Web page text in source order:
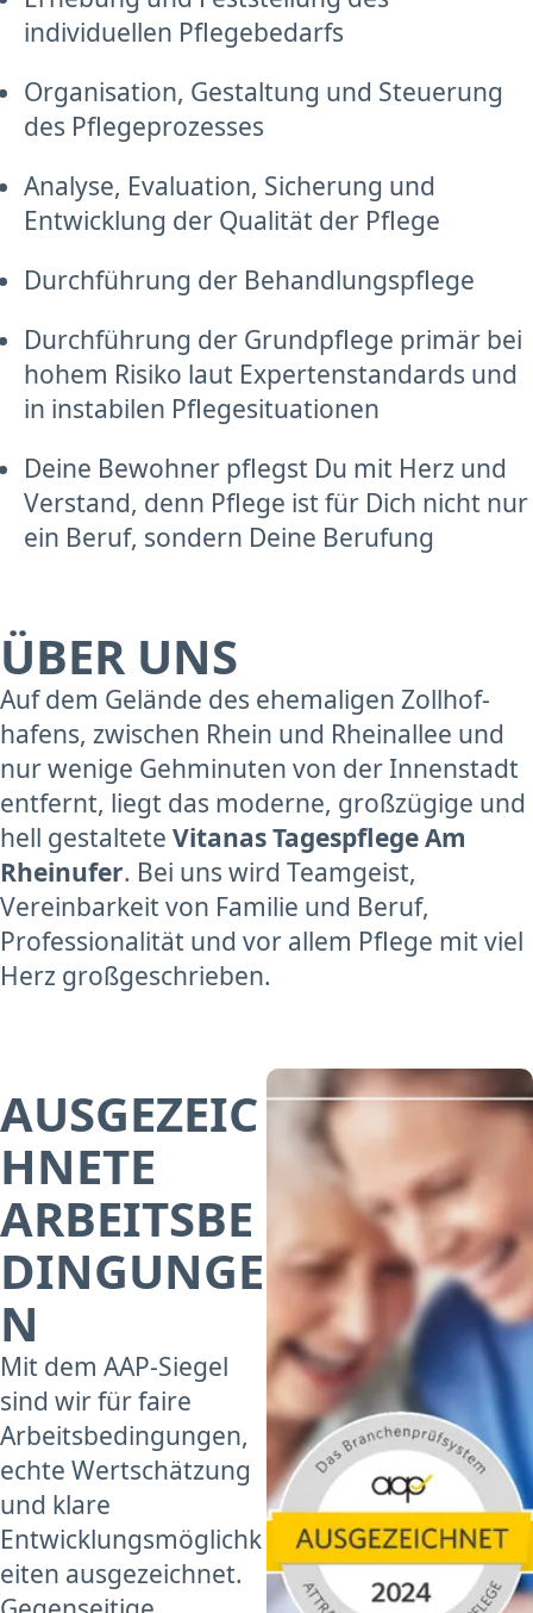
individuellen Pflegebedarfs
Organisation, Gestaltung und Steuerung
des Pflegeprozesses
Analyse, Evaluation, Sicherung und
Entwicklung der Qualität der Pflege
Durchführung der Behandlungspflege
Durchführung der Grundpflege primär bei
hohem Risiko laut Expertenstandards und
in instabilen Pflegesituationen
Deine Bewohner pflegst Du mit Herz und
Verstand, denn Pflege ist für Dich nicht nur
ein Beruf, sondern Deine Berufung
ÜBER UNS
Auf dem Gelände des ehemaligen Zoll­hof­
hafens, zwischen Rhein und Rhein­allee und
nur wenige Gehminuten von der Innenstadt
entfernt, liegt das moderne, großzügige und
hell gestaltete Vitanas Tagespflege Am
Rheinufer. Bei uns wird Teamgeist,
Vereinbarkeit von Familie und Beruf,
Professionalität und vor allem Pflege mit viel
Herz großgeschrieben.
AUSGEZEIC
HNETE
ARBEITSBE
DINGUNGE
N
Mit dem AAP-Siegel
sind wir für faire
Arbeitsbedingungen,
echte Wertschätzung
und klare
Entwicklungsmöglichk
eiten ausgezeichnet.